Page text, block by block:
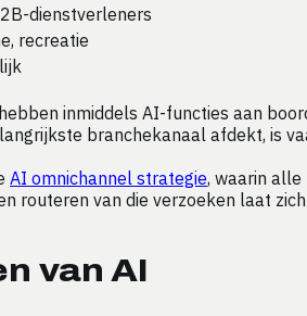
dienstverleners
recreatie
inmiddels AI-functies aan
branchekanaal afdekt, is
AI omnichannel strategie, waarin
routeren van die verzoeken laat
van AI